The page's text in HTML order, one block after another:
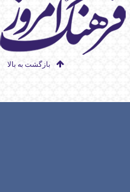
بازگشت به بالا